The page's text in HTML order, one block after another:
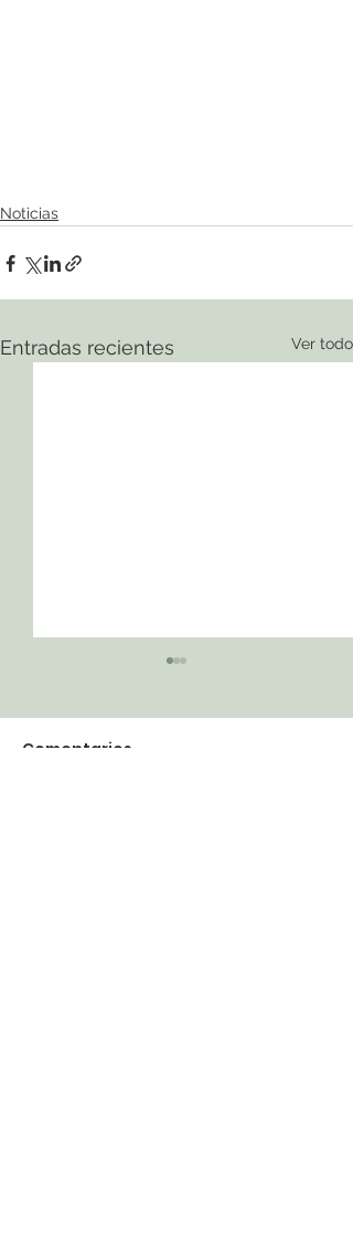
Noticias
Entradas recientes Ver todo
Comentarios